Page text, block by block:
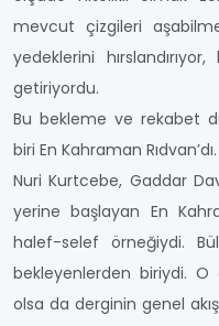
mevcut çizgileri
yedeklerini
getiriyordu.
Bu bekleme ve rekabet
biri En Kahraman Rıdvan’dı.
Nuri Kurtcebe, Gaddar
yerine başlayan En
halef-selef örneğiydi.
bekleyenlerden biriydi. O
olsa da derginin genel